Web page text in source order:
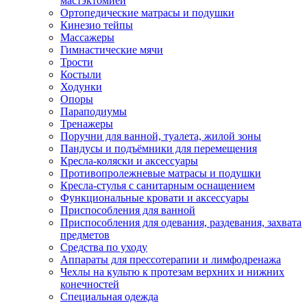
Ортопедические матрасы и подушки
Кинезио тейпы
Массажеры
Гимнастические мячи
Трости
Костыли
Ходунки
Опоры
Параподиумы
Тренажеры
Поручни для ванной, туалета, жилой зоны
Пандусы и подъёмники для перемещения
Кресла-коляски и аксессуары
Противопролежневые матрасы и подушки
Кресла-стулья с санитарным оснащением
Функциональные кровати и аксессуары
Приспособления для ванной
Приспособления для одевания, раздевания, захвата
предметов
Средства по уходу
Аппараты для прессотерапии и лимфодренажа
Чехлы на культю к протезам верхних и нижних
конечностей
Специальная одежда